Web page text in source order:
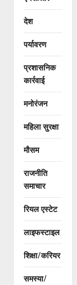
देश
पर्यावरण
प्रशासनिक
कार्रवाई
मनोरंजन
महिला सुरक्षा
मौसम
राजनीति
समाचार
रियल एस्टेट
लाइफस्टाइल
शिक्षा/करियर
समस्या/